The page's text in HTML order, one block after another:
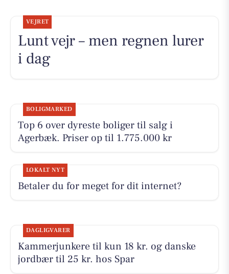
VEJRET
Lunt vejr – men regnen lurer
i dag
BOLIGMARKED
Top 6 over dyreste boliger til salg i
Agerbæk. Priser op til 1.775.000 kr
LOKALT NYT
Betaler du for meget for dit internet?
DAGLIGVARER
Kammerjunkere til kun 18 kr. og danske
jordbær til 25 kr. hos Spar